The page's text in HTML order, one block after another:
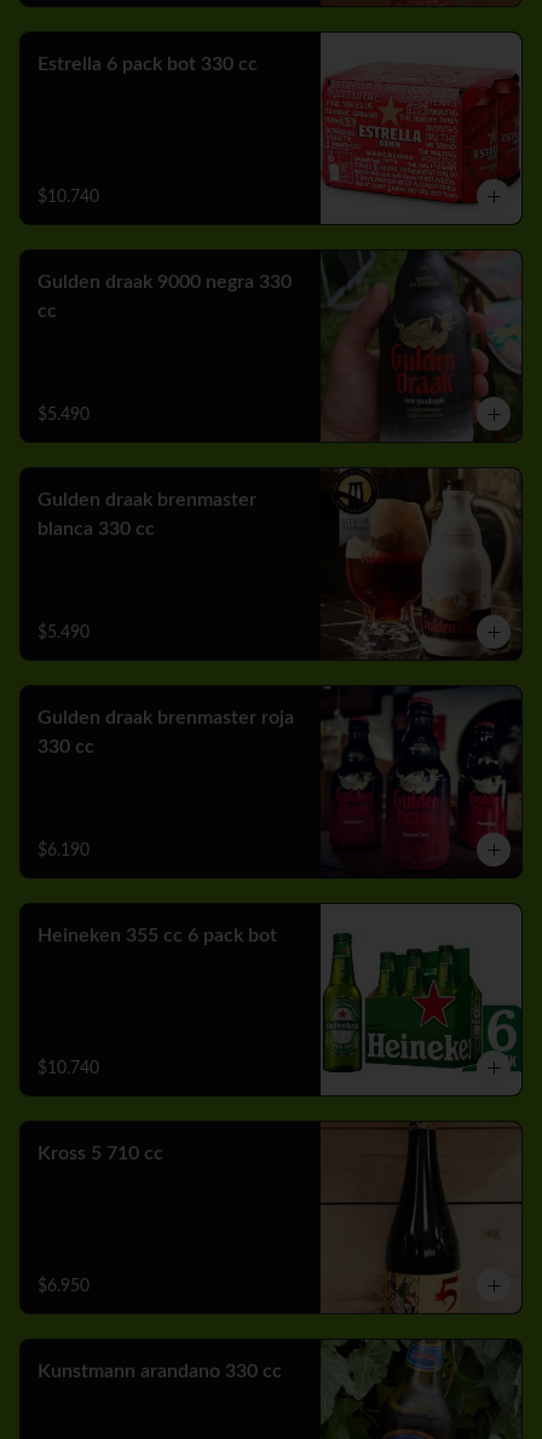
Estrella 6 pack bot 330 cc
$10.740
Gulden draak 9000 negra 330
cc
$5.490
Gulden draak brenmaster
blanca 330 cc
$5.490
Gulden draak brenmaster roja
330 cc
$6.190
Heineken 355 cc 6 pack bot
$10.740
Kross 5 710 cc
$6.950
Kunstmann arandano 330 cc